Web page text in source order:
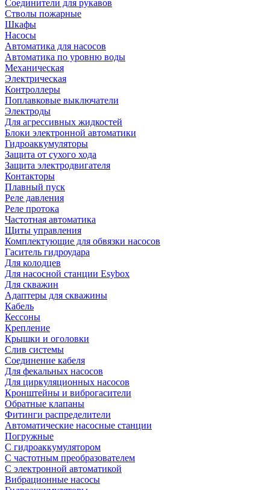
Соединители для рукавов
Стволы пожарные
Шкафы
Насосы
Автоматика для насосов
Автоматика по уровню воды
Механическая
Электрическая
Контроллеры
Поплавковые выключатели
Электроды
Для агрессивных жидкостей
Блоки электронной автоматики
Гидроаккумуляторы
Защита от сухого хода
Защита электродвигателя
Контакторы
Плавный пуск
Реле давления
Реле протока
Частотная автоматика
Щиты управления
Комплектующие для обвязки насосов
Гаситель гидроудара
Для колодцев
Для насосной станции Esybox
Для скважин
Адаптеры для скважины
Кабель
Кессоны
Крепление
Крышки и оголовки
Слив системы
Соединение кабеля
Для фекальных насосов
Для циркуляционных насосов
Кронштейны и виброгасители
Обратные клапаны
Фитинги распределители
Автоматические насосные станции
Погружные
С гидроаккумулятором
С частотным преобразователем
С электронной автоматикой
Вибрационные насосы